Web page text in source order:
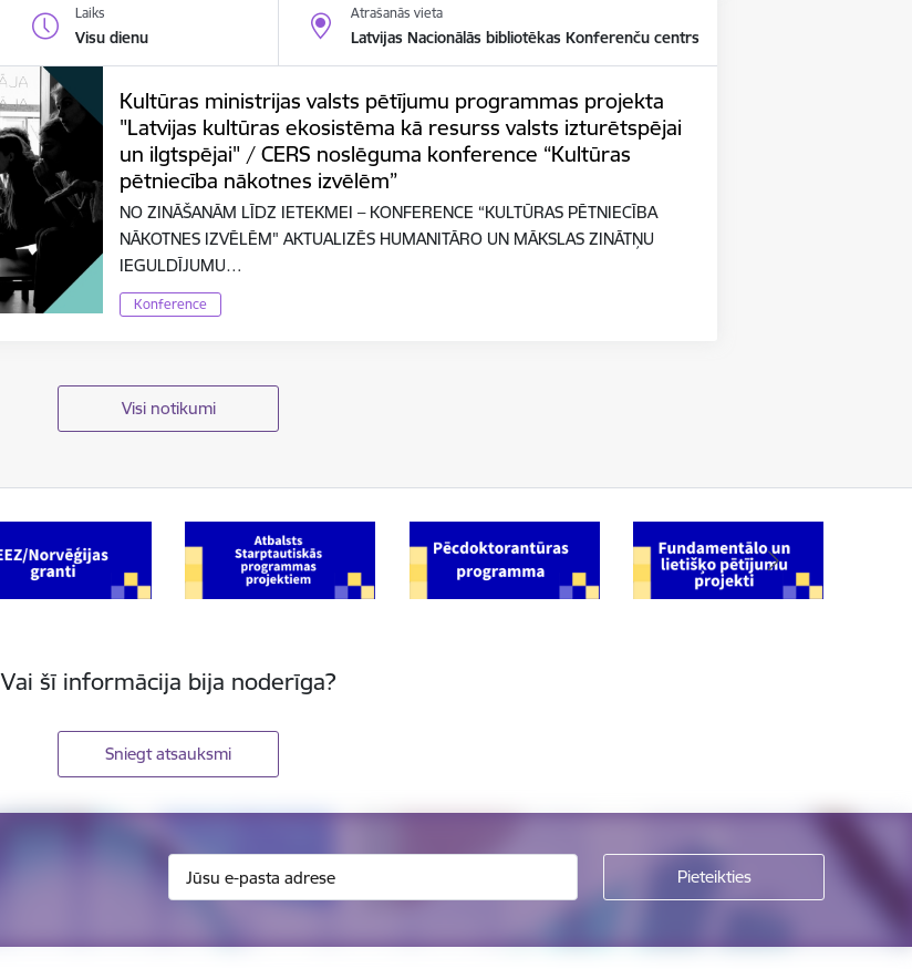
Laiks
Visu dienu
Atrašanās vieta
Latvijas Nacionālās bibliotēkas Konferenču centrs
Kultūras ministrijas valsts pētījumu programmas projekta
"Latvijas kultūras ekosistēma kā resurss valsts izturētspējai
un ilgtspējai" / CERS noslēguma konference “Kultūras
pētniecība nākotnes izvēlēm”
NO ZINĀŠANĀM LĪDZ IETEKMEI – KONFERENCE “KULTŪRAS PĒTNIECĪBA
NĀKOTNES IZVĒLĒM" AKTUALIZĒS HUMANITĀRO UN MĀKSLAS ZINĀTŅU
IEGULDĪJUMU…
Konference
Visi notikumi
Vai šī informācija bija noderīga?
Sniegt atsauksmi